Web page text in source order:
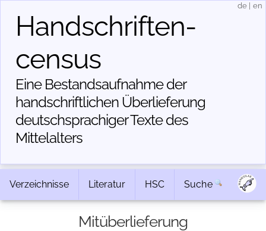
Handschriften­
census
Eine Bestandsaufnahme der
handschriftlichen Über­lieferung
deutschsprachiger Texte des
Mittelalters
de en
Verzeichnisse Literatur HSC Suche
Mitüberlieferung